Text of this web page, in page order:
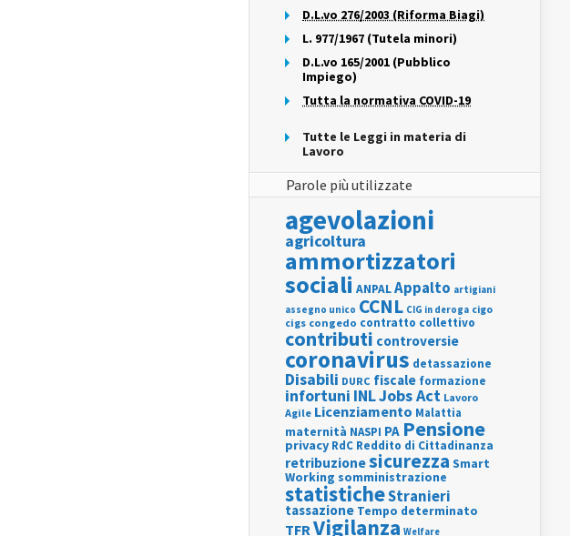
D.L.vo 276/2003 (Riforma Biagi)
L. 977/1967 (Tutela minori)
D.L.vo 165/2001 (Pubblico
Impiego)
Tutta la normativa COVID-19
Tutte le Leggi in materia di
Lavoro
Parole più utilizzate
agevolazioni
agricoltura
ammortizzatori
sociali ANPALAppalto artigiani
assegno unico CCNL CIG in deroga cigo
cigs congedo contratto collettivo
contributi controversie
coronavirus detassazione
Disabili DURC fiscale formazione
infortuni INLJobs Act Lavoro
Agile Licenziamento Malattia
maternità NASPI PA Pensione
privacy RdC Reddito di Cittadinanza
retribuzionesicurezza Smart
Working somministrazione
statisticheStranieri
tassazione Tempo determinato
TFRVigilanza Welfare